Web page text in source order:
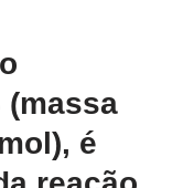
é